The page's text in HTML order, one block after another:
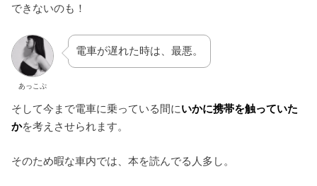
できないのも！
あっこぷ
電車が遅れた時は、最悪。
そして今まで電車に乗っている間にいかに携帯を触っていた
かを考えさせられます。
そのため暇な車内では、本を読んでる人多し。